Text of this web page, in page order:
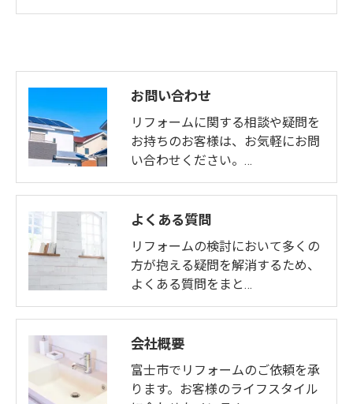
お問い合わせ
リフォームに関する相談や疑問を
お持ちのお客様は、お気軽にお問
い合わせください。…
よくある質問
リフォームの検討において多くの
方が抱える疑問を解消するため、
よくある質問をまと…
会社概要
富士市でリフォームのご依頼を承
ります。お客様のライフスタイル